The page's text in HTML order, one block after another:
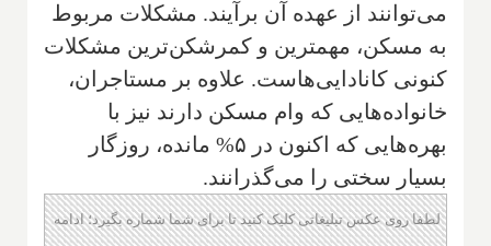
می‌توانند از عهده آن برآیند. مشکلات مربوط
به مسکن، مهمترین و کمرشکن‌ترین مشکلات
کنونی کانادایی‌هاست. علاوه بر مستاجران،
خانواده‌هایی که وام‌ مسکن دارند نیز با
بهره‌هایی که اکنون در ۵% مانده، روزگار
بسیار سختی را می‌گذرانند.
لطفا روی عکس تبلیغاتی کلیک کنید تا برای شما شماره بگیرد؛ ادامه